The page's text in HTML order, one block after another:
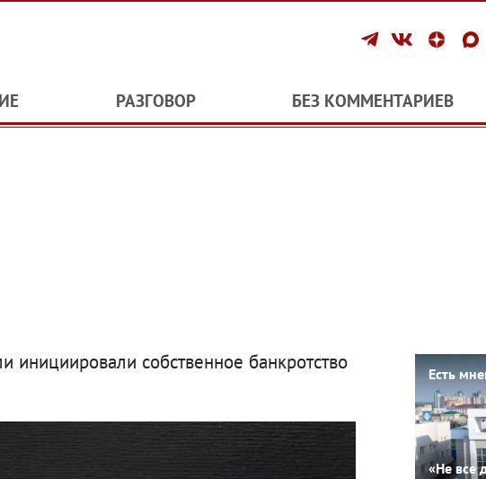
РАЗГОВОР БЕЗ КОММЕНТАРИЕВ
инициировали собственное банкротство Есть
«Не все